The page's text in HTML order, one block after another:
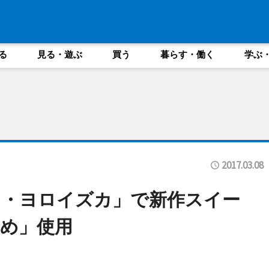
見る・遊ぶ 買う 暮らす・働く 学ぶ
2017.03.08
ヨロイズカ」で新作スイー
」使用